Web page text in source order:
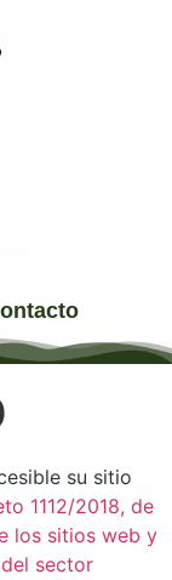
su sitio
1112/2018, de
los sitios web y
sector